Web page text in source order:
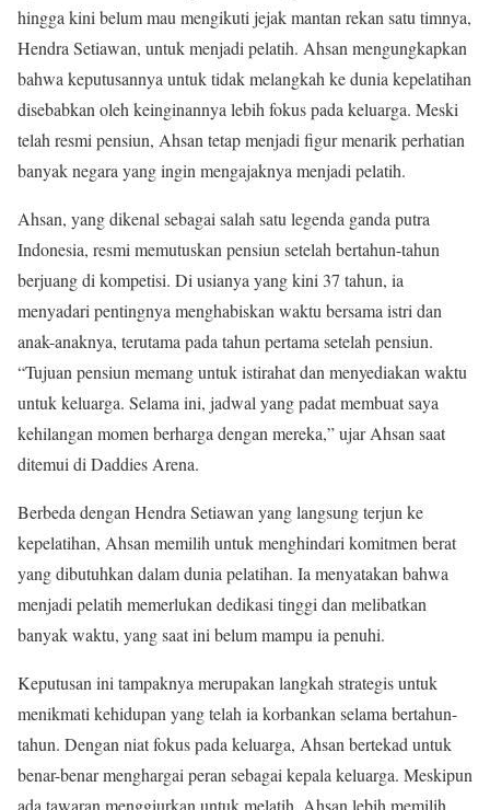
hingga kini belum mau mengikuti jejak mantan rekan satu timnya,
Hendra Setiawan, untuk menjadi pelatih. Ahsan mengungkapkan
bahwa keputusannya untuk tidak melangkah ke dunia kepelatihan
disebabkan oleh keinginannya lebih fokus pada keluarga. Meski
telah resmi pensiun, Ahsan tetap menjadi figur menarik perhatian
banyak negara yang ingin mengajaknya menjadi pelatih.
Ahsan, yang dikenal sebagai salah satu legenda ganda putra
Indonesia, resmi memutuskan pensiun setelah bertahun-tahun
berjuang di kompetisi. Di usianya yang kini 37 tahun, ia
menyadari pentingnya menghabiskan waktu bersama istri dan
anak-anaknya, terutama pada tahun pertama setelah pensiun.
“Tujuan pensiun memang untuk istirahat dan menyediakan waktu
untuk keluarga. Selama ini, jadwal yang padat membuat saya
kehilangan momen berharga dengan mereka,” ujar Ahsan saat
ditemui di Daddies Arena.
Berbeda dengan Hendra Setiawan yang langsung terjun ke
kepelatihan, Ahsan memilih untuk menghindari komitmen berat
yang dibutuhkan dalam dunia pelatihan. Ia menyatakan bahwa
menjadi pelatih memerlukan dedikasi tinggi dan melibatkan
banyak waktu, yang saat ini belum mampu ia penuhi.
Keputusan ini tampaknya merupakan langkah strategis untuk
menikmati kehidupan yang telah ia korbankan selama bertahun-
tahun. Dengan niat fokus pada keluarga, Ahsan bertekad untuk
benar-benar menghargai peran sebagai kepala keluarga. Meskipun
ada tawaran menggiurkan untuk melatih, Ahsan lebih memilih